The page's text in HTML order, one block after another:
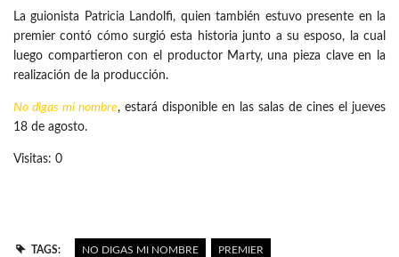
La guionista Patricia Landolfi, quien también estuvo presente en la
premier contó cómo surgió esta historia junto a su esposo, la cual
luego compartieron con el productor Marty, una pieza clave en la
realización de la producción.
No digas mi nombre, estará disponible en las salas de cines el jueves
18 de agosto.
Visitas: 0
TAGS: NO DIGAS MI NOMBRE PREMIER